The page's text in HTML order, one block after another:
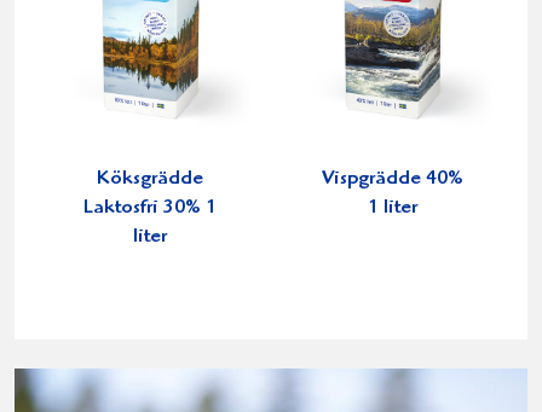
Köksgrädde
Laktosfri 30% 1
liter
Vispgrädde 40%
1 liter